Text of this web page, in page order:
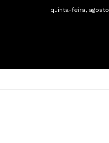
quinta-feira,